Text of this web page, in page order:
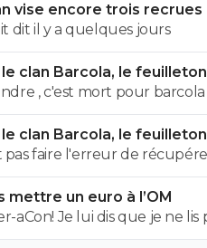
vise encore trois recrues
dit il y a quelques jours
clan Barcola, le feuilleton
Le championnat va reprendre , c'est mort pour barcola
clan Barcola, le feuilleton
pas faire l'erreur de
sans avoir fait la
cas pour Isak qui s'est
manque de préparation.
mettre un euro à l’OM
aCon! Je lui dis que je ne lis
des émojis et il